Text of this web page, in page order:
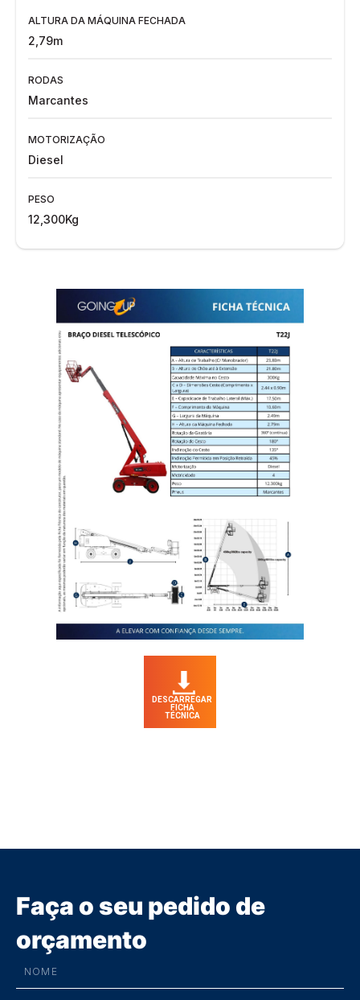
DESCARREGAR
FICHA
TÉCNICA
ALTURA DA MÁQUINA FECHADA
2,79m
RODAS
Marcantes
MOTORIZAÇÃO
Diesel
PESO
12,300Kg
Faça o seu pedido de
orçamento